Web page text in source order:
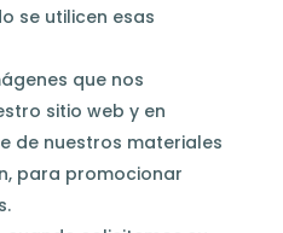
se utilicen esas
que nos
sitio web y en
de nuestros materiales
para promocionar